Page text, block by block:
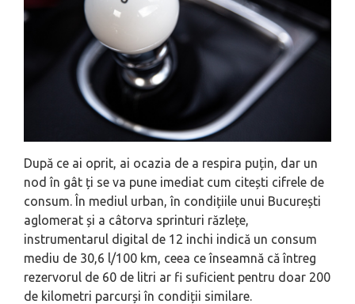
După ce ai oprit, ai ocazia de a respira puțin, dar un
nod în gât ți se va pune imediat cum citești cifrele de
consum. În mediul urban, în condițiile unui București
aglomerat și a câtorva sprinturi răzlețe,
instrumentarul digital de 12 inchi indică un consum
mediu de 30,6 l/100 km, ceea ce înseamnă că întreg
rezervorul de 60 de litri ar fi suficient pentru doar 200
de kilometri parcurși în condiții similare.